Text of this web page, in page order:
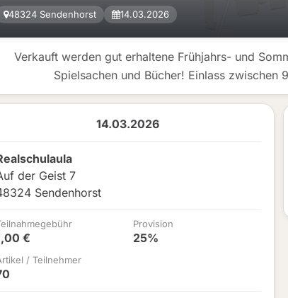
Verkauft werden gut erhaltene Frühjahrs- und
Spielsachen und Bücher! Einlass
14.03.2026
der Geist 7
Sendenhorst
€
Provision
25%
/ Teilnehmer
48324 Sendenhorst 14.03.2026